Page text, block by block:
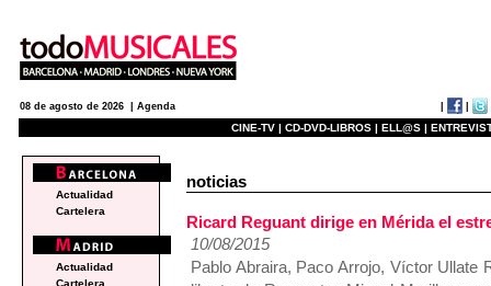
08 de agosto de 2026 | Agenda
CINE-TV | CD-DVD-LIBROS | ELL@S |
noticias
Ricard Reguant dirige en Mérida el
10/08/2015
Pablo Abraira, Paco Arrojo, Víctor
Actualidad
Cartelera
Actualidad